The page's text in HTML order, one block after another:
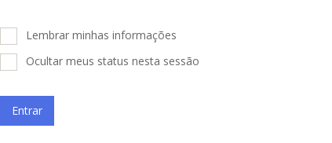
Lembrar minhas informações
Ocultar meus status nesta sessão